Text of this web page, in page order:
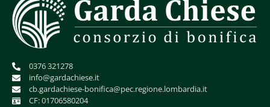
0376 321278
info@gardachiese.it
cb.gardachiese-bonifica@pec.regione.lombardia.it
CF: 01706580204